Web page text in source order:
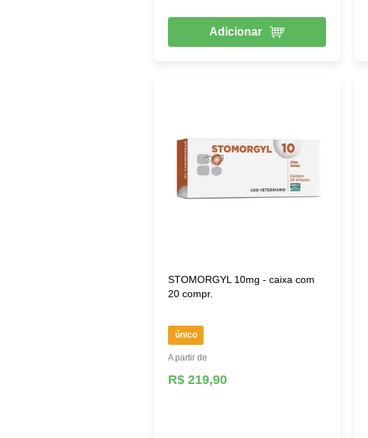
Adicionar
STOMORGYL 10mg - caixa com
20 compr.
único
A partir de
R$ 219,90